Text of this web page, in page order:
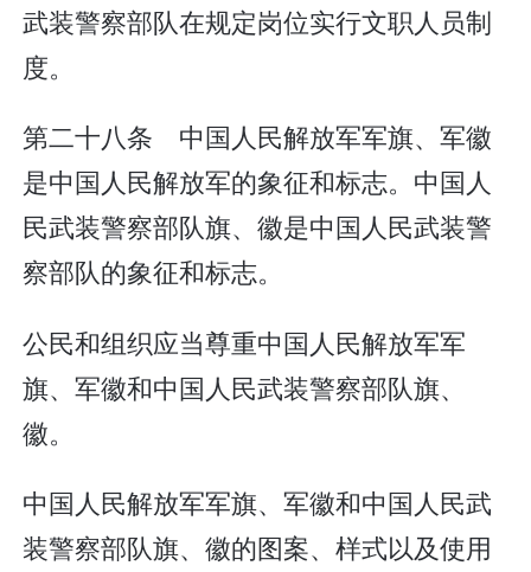
武装警察部队在规定岗位实行文职人员制
度。
第二十八条 中国人民解放军军旗、军徽
是中国人民解放军的象征和标志。中国人
民武装警察部队旗、徽是中国人民武装警
察部队的象征和标志。
公民和组织应当尊重中国人民解放军军
旗、军徽和中国人民武装警察部队旗、
徽。
中国人民解放军军旗、军徽和中国人民武
装警察部队旗、徽的图案、样式以及使用